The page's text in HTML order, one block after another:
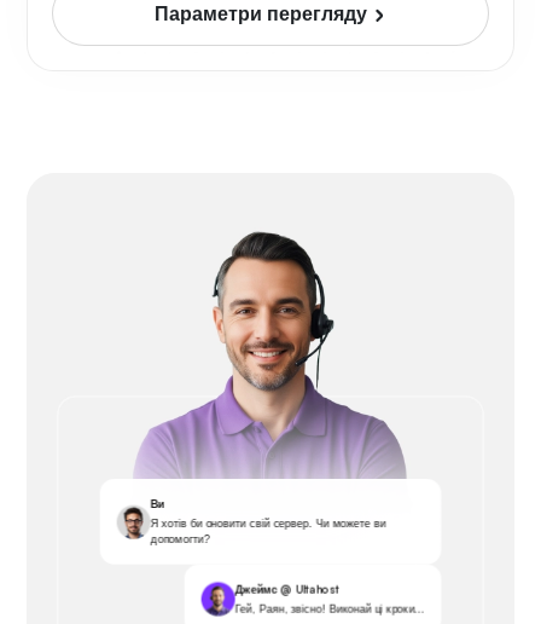
Параметри перегляду
Ви
Я хотів би оновити свій сервер. Чи можете ви
допомогти?
Джеймс @ Ultahost
Гей, Раян, звісно! Виконай ці кроки...